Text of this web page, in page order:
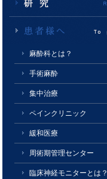
麻酔科とは？
手術麻酔
集中治療
ペインクリニック
緩和医療
周術期管理センター
臨床神経モニターとは？